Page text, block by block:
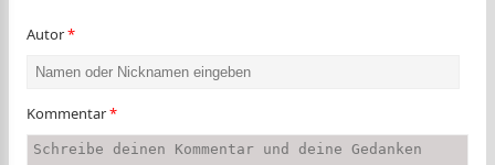
Autor*
Kommentar*